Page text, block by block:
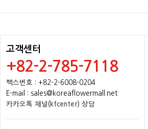
고객센터
+82-2-785-7118
팩스번호 : +82-2-6008-0204
E-mail : sales@koreaflowermall.net
카카오톡 채널(kfcenter) 상담